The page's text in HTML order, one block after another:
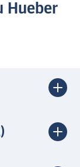
Hueber